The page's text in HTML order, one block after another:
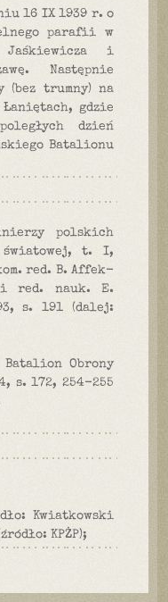
16 IX 1939 r. o
parafii w
Jaśkiewicza i
Następnie
(bez trumny) na
gdzie
dzień
Batalionu
polskich
t. I,
red. B. Affek-
red. nauk. E.
s. 191 (dalej:
Obrony
s. 172, 254-255
Kwiatkowski
KPŻP);